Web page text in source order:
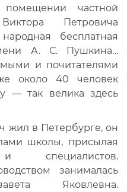
частной
Петровича
бесплатная
А. С. Пушкина…
и почитателями
около 40 человек
— так велика здесь
жил в Петербурге, он
школы, присылая
занималась
Яковлевна.